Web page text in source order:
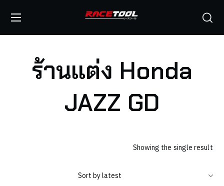
ร้านแต่ง Honda
JAZZ GD
Showing the single result